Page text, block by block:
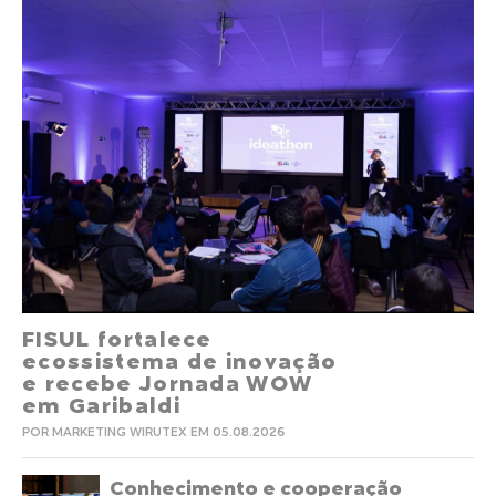
FISUL fortalece
ecossistema de inovação
e recebe Jornada WOW
em Garibaldi
POR MARKETING WIRUTEX EM 05.08.2026
Conhecimento e cooperação